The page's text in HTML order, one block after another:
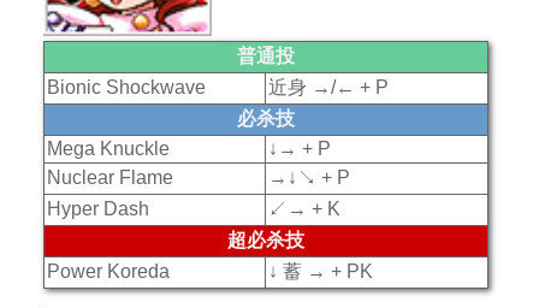
普通投
Bionic Shockwave
近身 →/← + P
必杀技
Mega Knuckle
↓→ + P
Nuclear Flame
→↓↘ + P
Hyper Dash
↙→ + K
超必杀技
Power Koreda
↓ 蓄 → + PK